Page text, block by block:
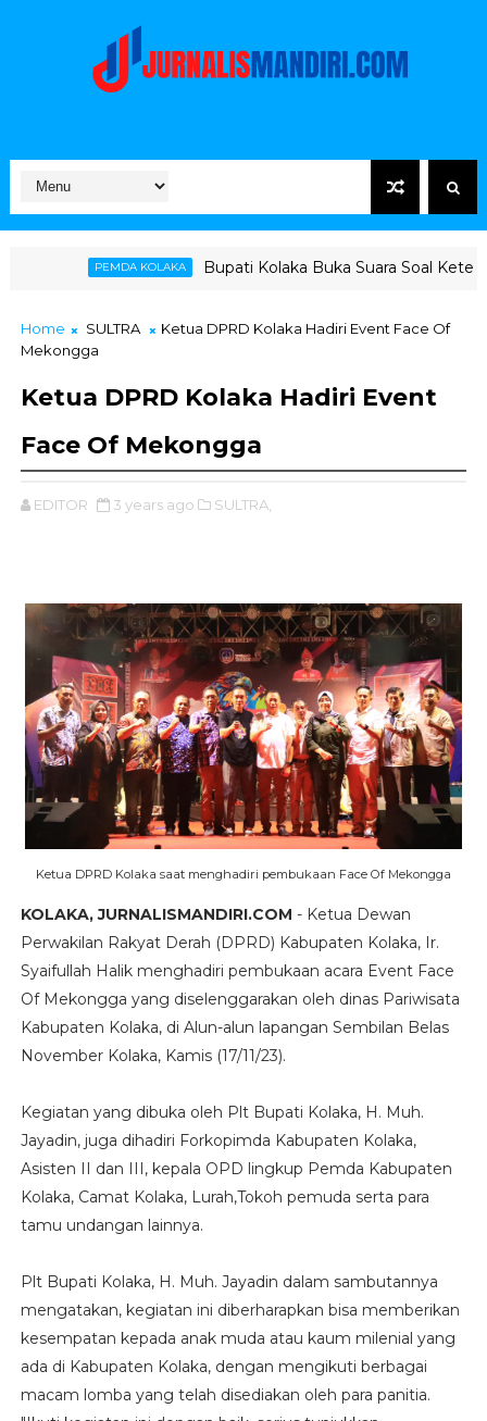
Bupati Kolaka Buka Suara Soal Ketegangan Jalur
Home SULTRA
Ketua DPRD Kolaka Hadiri Event Face Of
Mekongga
Ketua DPRD Kolaka Hadiri Event
Face Of Mekongga
EDITOR 3 years ago SULTRA,
Ketua DPRD Kolaka saat menghadiri pembukaan Face Of Mekongga
KOLAKA, JURNALISMANDIRI.COM - Ketua Dewan
Perwakilan Rakyat Derah (DPRD) Kabupaten Kolaka, Ir.
Syaifullah Halik menghadiri pembukaan acara Event Face
Of Mekongga yang diselenggarakan oleh dinas Pariwisata
Kabupaten Kolaka, di Alun-alun lapangan Sembilan Belas
November Kolaka, Kamis (17/11/23).
Kegiatan yang dibuka oleh Plt Bupati Kolaka, H. Muh.
Jayadin, juga dihadiri Forkopimda Kabupaten Kolaka,
Asisten II dan III, kepala OPD lingkup Pemda Kabupaten
Kolaka, Camat Kolaka, Lurah,Tokoh pemuda serta para
tamu undangan lainnya.
Plt Bupati Kolaka, H. Muh. Jayadin dalam sambutannya
mengatakan, kegiatan ini diberharapkan bisa memberikan
kesempatan kepada anak muda atau kaum milenial yang
ada di Kabupaten Kolaka, dengan mengikuti berbagai
macam lomba yang telah disediakan oleh para panitia.